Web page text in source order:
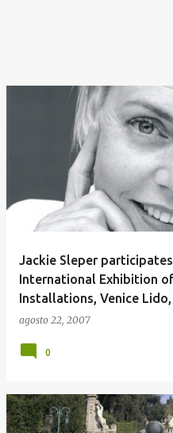
Jackie Sleper
International Exhibition
Installations, Venice
agosto 22, 2007
0